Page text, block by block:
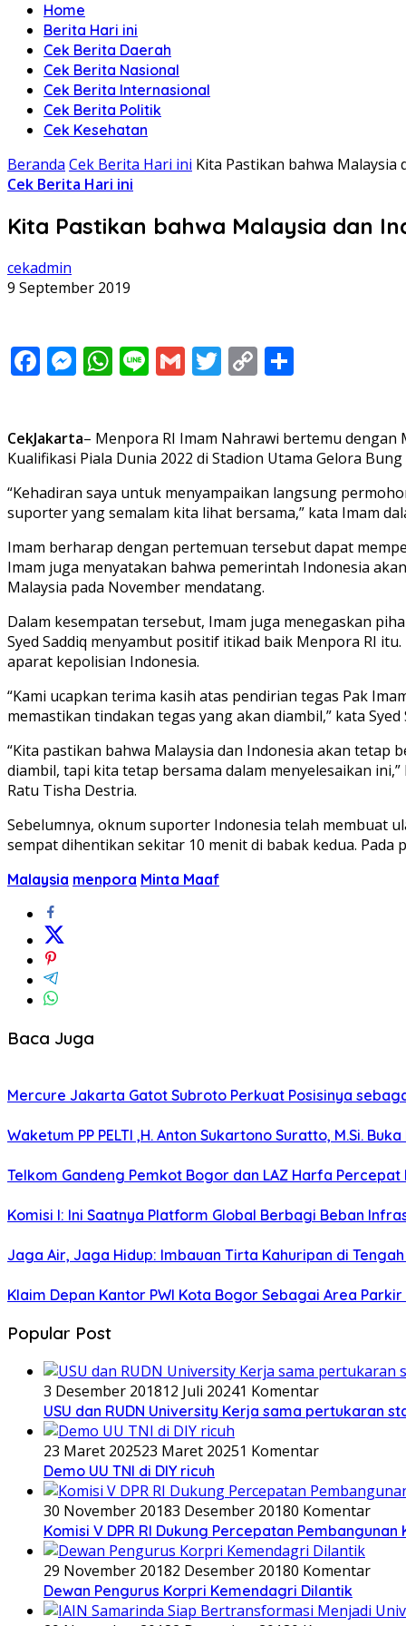
Home
Berita Hari ini
Cek Berita Daerah
Cek Berita Nasional
Cek Berita Internasional
Cek Berita Politik
Cek Kesehatan
Beranda Cek Berita Hari ini Kita Pastikan bahwa Malaysia
Cek Berita Hari ini
Kita Pastikan bahwa Malaysia dan
cekadmin
9 September 2019
Facebook
Messenger
WhatsApp
LineGmailTwitter
Copy
CekJakarta– Menpora RI Imam Nahrawi bertemu
Kualifikasi Piala Dunia 2022 di Stadion Utama Gelora
“Kehadiran saya untuk menyampaikan langsung
suporter yang semalam kita lihat bersama,” kata Imam
Imam berharap dengan pertemuan tersebut dapat
Imam juga menyatakan bahwa pemerintah Indonesia
Malaysia pada November mendatang.
Dalam kesempatan tersebut, Imam juga menegaskan
Syed Saddiq menyambut positif itikad baik Menpora RI
aparat kepolisian Indonesia.
“Kami ucapkan terima kasih atas pendirian tegas Pak
memastikan tindakan tegas yang akan diambil,” kata Syed
“Kita pastikan bahwa Malaysia dan Indonesia akan
diambil, tapi kita tetap bersama dalam menyelesaikan
Ratu Tisha Destria.
Sebelumnya, oknum suporter Indonesia telah membuat
sempat dihentikan sekitar 10 menit di babak kedua.
Malaysia menpora Minta Maaf
Baca Juga
Mercure Jakarta Gatot Subroto Perkuat Posisinya
Waketum PP PELTI ,H. Anton Sukartono Suratto, M.Si.
Telkom Gandeng Pemkot Bogor dan LAZ Harfa
Komisi I: Ini Saatnya Platform Global Berbagi Beban
Jaga Air, Jaga Hidup: Imbauan Tirta Kahuripan di
Klaim Depan Kantor PWI Kota Bogor Sebagai Area
Popular Post
3 Desember 201812 Juli 20241 Komentar
USU dan RUDN University Kerja sama pertukaran
23 Maret 202523 Maret 20251 Komentar
Demo UU TNI di DIY ricuh
30 November 20183 Desember 20180 Komentar
Komisi V DPR RI Dukung Percepatan
29 November 20182 Desember 20180 Komentar
Dewan Pengurus Korpri Kemendagri Dilantik